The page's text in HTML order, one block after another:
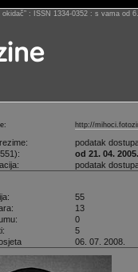
okidač” : ISSN 1334-0352 : s vama od
http://
podatak
od 21. 04. 2005.
podatak
55
13
0
5
06. 07. 2008.